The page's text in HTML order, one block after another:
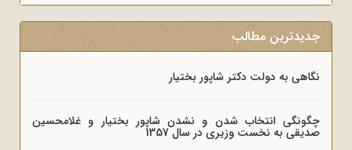
جدیدترین مطالب
نگاهی به دولت دکتر شاپور بختیار
چگونگی انتخاب شدن و نشدن شاپور بختیار و غلامحسین
صدیقی به نخست وزیری در سال 1357